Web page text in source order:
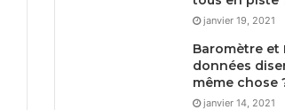
janvier 19, 2021
Baromètre et
données
même chose
janvier 14, 2021